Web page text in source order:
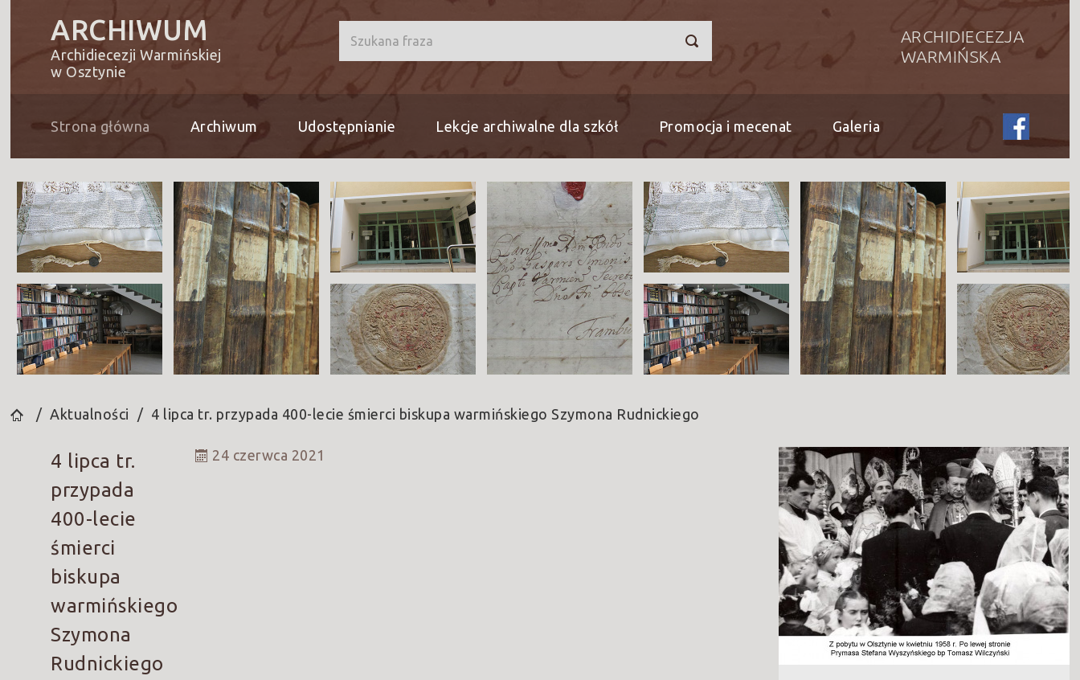
ARCHIWUM
Archidiecezji Warmińskiej
w Osztynie
ARCHIDIECEZJA
WARMIŃSKA
Strona główna Archiwum Udostępnianie Lekcje archiwalne dla szkół Promocja i mecenat Galeria
Aktualności 4 lipca tr. przypada 400-lecie śmierci biskupa warmińskiego Szymona Rudnickiego
4 lipca tr.
przypada
400-lecie
śmierci
biskupa
warmińskiego
Szymona
Rudnickiego
24 czerwca 2021